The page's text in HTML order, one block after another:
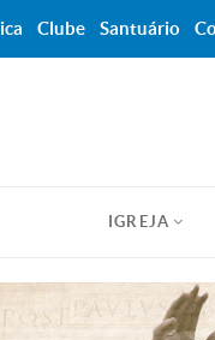
IGREJA
Clube Santuário